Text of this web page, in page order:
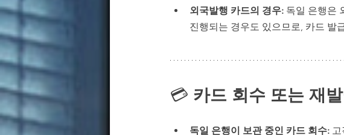
외국발행 카드의 경우: 독일 은행은
진행되는 경우도 있으므로, 카드 발
💳 카드 회수 또는 재
독일 은행이 보관 중인 카드 회수: 고